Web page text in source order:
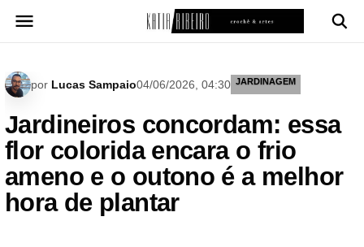
para
por Lucas Sampaio04/06/2026, 04:30 JARDINAGEM
Jardineiros concordam: essa
flor colorida encara o frio
ameno e o outono é a melhor
hora de plantar